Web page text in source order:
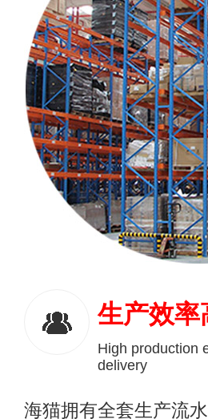
生产效率
High production
delivery
海猫拥有全套生产流